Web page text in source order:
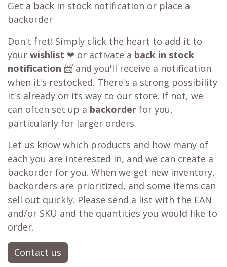
Get a back in stock notification or place a
backorder
Don't fret! Simply click the heart to add it to
your wishlist ❤ or activate a back in stock
notification 📨 and you'll receive a notification
when it's restocked. There's a strong possibility
it's already on its way to our store. If not, we
can often set up a backorder for you,
particularly for larger orders.
Let us know which products and how many of
each you are interested in, and we can create a
backorder for you. When we get new inventory,
backorders are prioritized, and some items can
sell out quickly. Please send a list with the EAN
and/or SKU and the quantities you would like to
order.
Contact us